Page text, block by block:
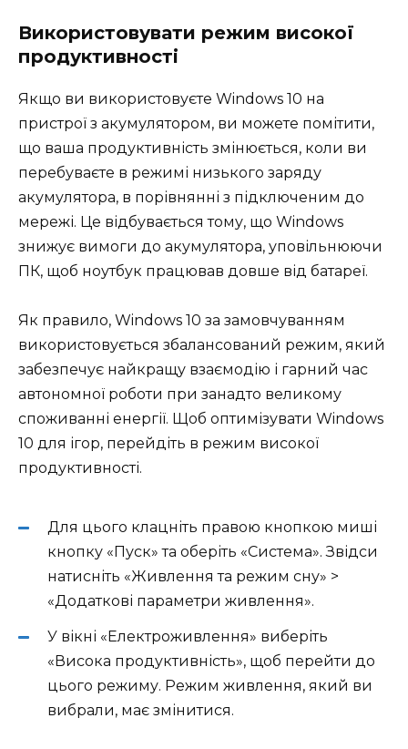
Використовувати режим високої
продуктивності
Якщо ви використовуєте Windows 10 на
пристрої з акумулятором, ви можете помітити,
що ваша продуктивність змінюється, коли ви
перебуваєте в режимі низького заряду
акумулятора, в порівнянні з підключеним до
мережі. Це відбувається тому, що Windows
знижує вимоги до акумулятора, уповільнюючи
ПК, щоб ноутбук працював довше від батареї.
Як правило, Windows 10 за замовчуванням
використовується збалансований режим, який
забезпечує найкращу взаємодію і гарний час
автономної роботи при занадто великому
споживанні енергії. Щоб оптимізувати Windows
10 для ігор, перейдіть в режим високої
продуктивності.
Для цього клацніть правою кнопкою миші
кнопку «Пуск» та оберіть «Система». Звідси
натисніть «Живлення та режим сну» >
«Додаткові параметри живлення».
У вікні «Електроживлення» виберіть
«Висока продуктивність», щоб перейти до
цього режиму. Режим живлення, який ви
вибрали, має змінитися.